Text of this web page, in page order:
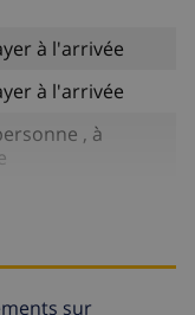
à l'arrivée
à l'arrivée
, à
sur